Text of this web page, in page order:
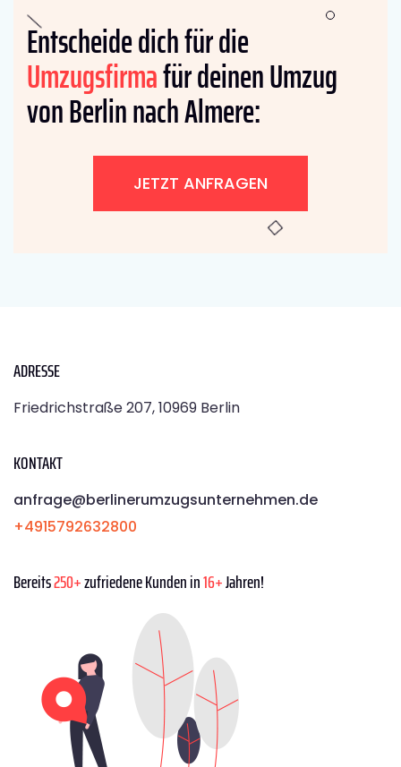
Entscheide dich für die
Umzugsfirmafür deinen Umzug
von Berlin nach Almere:
JETZT ANFRAGEN
ADRESSE
Friedrichstraße 207, 10969 Berlin
KONTAKT
anfrage@berlinerumzugsunternehmen.de
+4915792632800
Bereits250+zufriedene Kunden in16+Jahren!